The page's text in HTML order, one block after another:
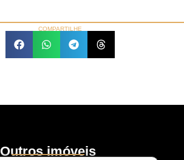
COMPARTILHE
Outros imóveis